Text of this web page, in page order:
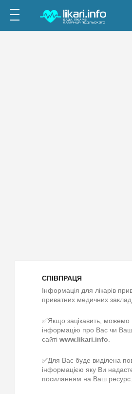
СПІВПРАЦЯ
Інформація для лікарів
приватних медичних
✅Якщо зацікавить, можемо
інформацію про Вас чи
сайті www.likari.info
✅Для Вас буде виділена
інформацією яку Ви
посиланням на Ваш ресурс.